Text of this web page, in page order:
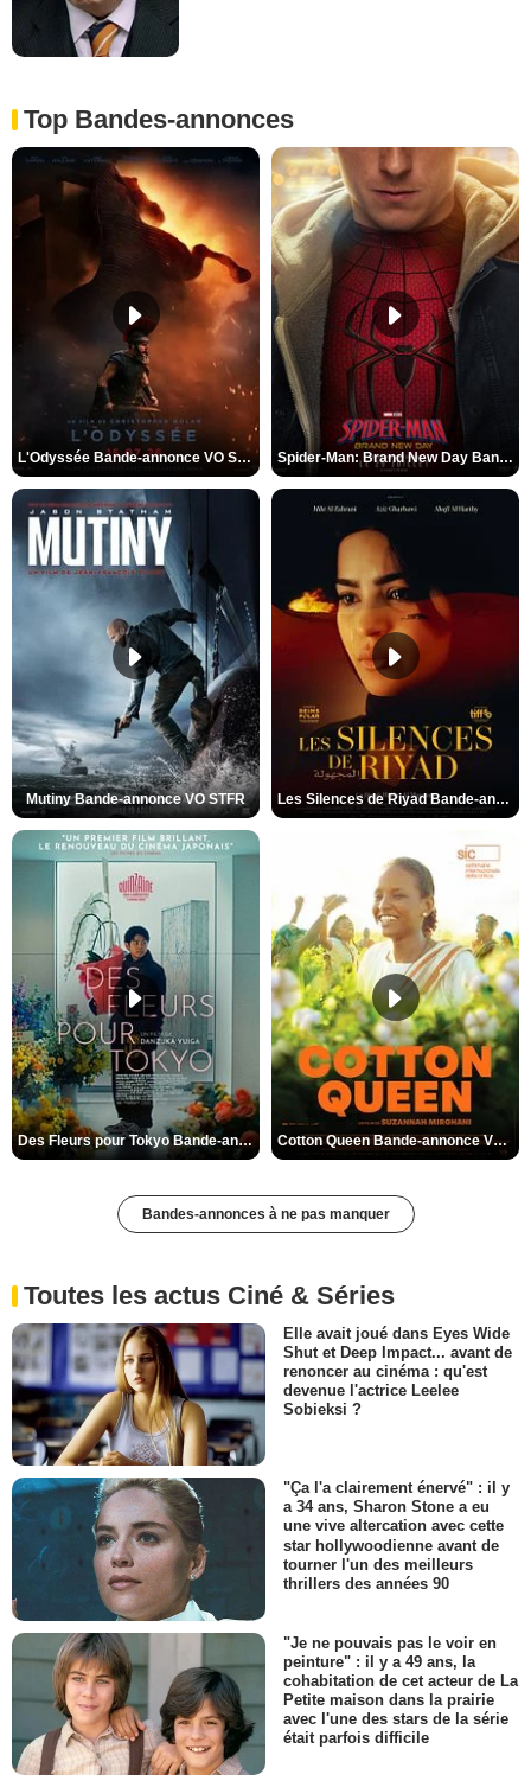
Top Bandes-annonces
L'Odyssée Bande-annonce VO STFR Spider-Man: Brand New Day Bande-annonce VO STFR
Mutiny Bande-annonce VO STFR Les Silences de Riyad Bande-annonce VO STFR
Des Fleurs pour Tokyo Bande-annonce VO STFR Cotton Queen Bande-annonce VO STFR
Bandes-annonces à ne pas manquer
Toutes les actus Ciné & Séries
Elle avait joué dans Eyes Wide
Shut et Deep Impact... avant de
renoncer au cinéma : qu'est
devenue l'actrice Leelee
Sobieksi ?
"Ça l'a clairement énervé" : il y
a 34 ans, Sharon Stone a eu
une vive altercation avec cette
star hollywoodienne avant de
tourner l'un des meilleurs
thrillers des années 90
"Je ne pouvais pas le voir en
peinture" : il y a 49 ans, la
cohabitation de cet acteur de La
Petite maison dans la prairie
avec l'une des stars de la série
était parfois difficile